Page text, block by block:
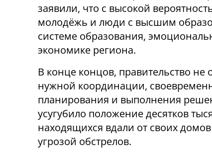
заявили, что с высокой
молодёжь и люди с высшим
системе образования,
экономике региона.
В конце концов, правительство не
нужной координации,
планирования и выполнения
усугубило положение десятков
находящихся вдали от своих
угрозой обстрелов.